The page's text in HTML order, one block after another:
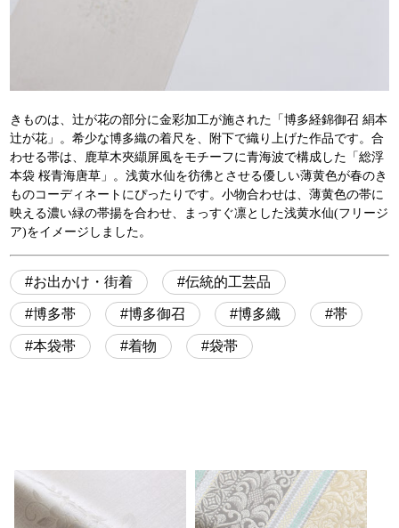
きものは、辻が花の部分に金彩加工が施された「博多経錦御召 絹本
辻が花」。希少な博多織の着尺を、附下で織り上げた作品です。合
わせる帯は、鹿草木夾纈屏風をモチーフに青海波で構成した「総浮
本袋 桜青海唐草」。浅黄水仙を彷彿とさせる優しい薄黄色が春のき
ものコーディネートにぴったりです。小物合わせは、薄黄色の帯に
映える濃い緑の帯揚を合わせ、まっすぐ凛とした浅黄水仙(フリージ
ア)をイメージしました。
お出かけ・街着 伝統的工芸品
博多帯 博多御召 博多織 帯
本袋帯 着物 袋帯